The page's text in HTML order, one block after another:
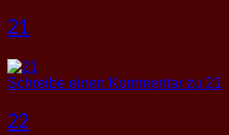
21
Schreibe einen Kommentar zu 21
22